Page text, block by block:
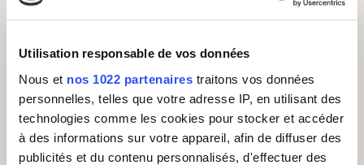
Utilisation responsable de vos données
Nous et nos 1022 partenaires traitons vos données
personnelles, telles que votre adresse IP, en utilisant des
technologies comme les cookies pour stocker et accéder
à des informations sur votre appareil, afin de diffuser des
publicités et du contenu personnalisés, d'effectuer des
Trouver
ÉCRIT PAR CÉLIA
CHAMBELLAN
Révisé le
. 5 min
Trouver
ÉCRIT PAR CÉLIA
CHAMBELLAN
Révisé le
. 10 min